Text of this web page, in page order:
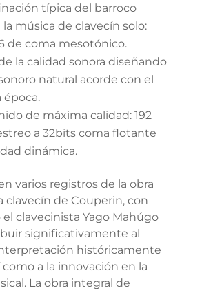
típica del barroco
la música de clavecín solo:
6 de coma mesotónico.
la calidad sonora diseñando
natural acorde con el
época.
de máxima calidad: 192
a 32bits coma flotante
dinámica.
varios registros de la obra
clavecín de Couperin, con
clavecinista Yago Mahúgo
significativamente al
históricamente
como a la innovación en la
La obra integral de